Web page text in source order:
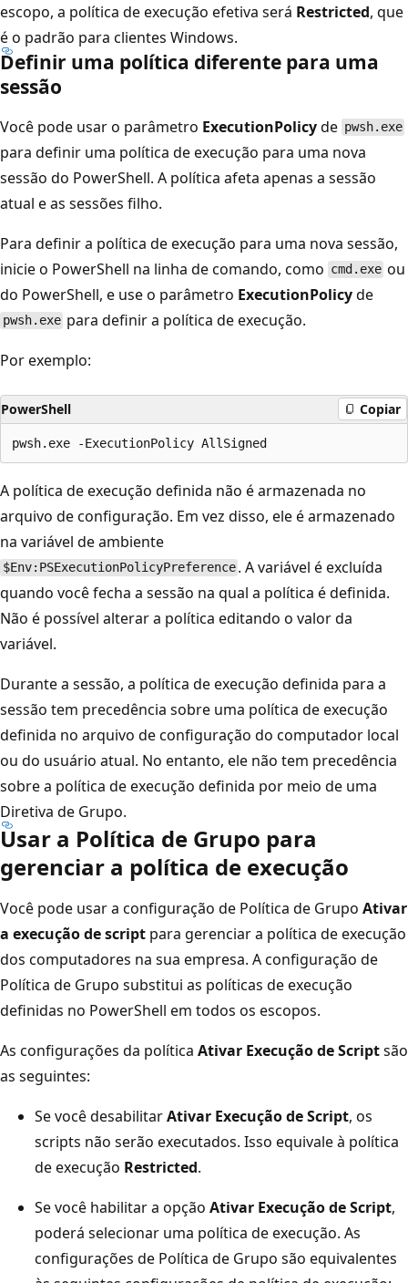
escopo, a política de execução efetiva será Restricted, que
é o padrão para clientes Windows.
Definir uma política diferente para uma
sessão
Você pode usar o parâmetro ExecutionPolicyde pwsh.exe
para definir uma política de execução para uma nova
sessão do PowerShell. A política afeta apenas a sessão
atual e as sessões filho.
Para definir a política de execução para uma nova sessão,
inicie o PowerShell na linha de comando, como cmd.exe ou
do PowerShell, e use o parâmetro ExecutionPolicyde
pwsh.exe para definir a política de execução.
Por exemplo:
PowerShell Copiar
A política de execução definida não é armazenada no
arquivo de configuração. Em vez disso, ele é armazenado
na variável de ambiente
$Env:PSExecutionPolicyPreference . A variável é excluída
quando você fecha a sessão na qual a política é definida.
Não é possível alterar a política editando o valor da
variável.
Durante a sessão, a política de execução definida para a
sessão tem precedência sobre uma política de execução
definida no arquivo de configuração do computador local
ou do usuário atual. No entanto, ele não tem precedência
sobre a política de execução definida por meio de uma
Diretiva de Grupo.
Usar a Política de Grupo para
gerenciar a política de execução
Você pode usar a configuração de Política de Grupo Ativar
a execução de script para gerenciar a política de execução
dos computadores na sua empresa. A configuração de
Política de Grupo substitui as políticas de execução
definidas no PowerShell em todos os escopos.
As configurações da política Ativar Execução de Scriptsão
as seguintes:
Se você desabilitarAtivar Execução de Script, os
scripts não serão executados. Isso equivale à política
de execução Restricted.
Se você habilitar a opção Ativar Execução de Script,
poderá selecionar uma política de execução. As
configurações de Política de Grupo são equivalentes